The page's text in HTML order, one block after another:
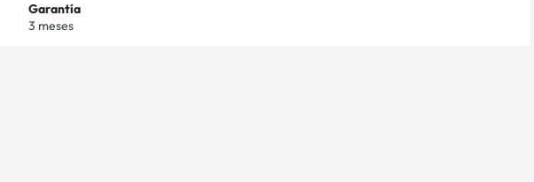
Garantía
3 meses